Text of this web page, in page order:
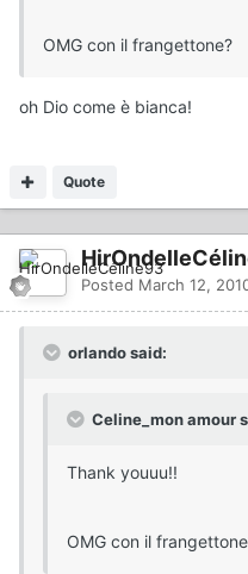
OMG con il frangettone?
oh Dio come è bianca!
Quote
Posted March 12,
orlando said:
Celine_mon amour
Thank youuu!!
OMG con il